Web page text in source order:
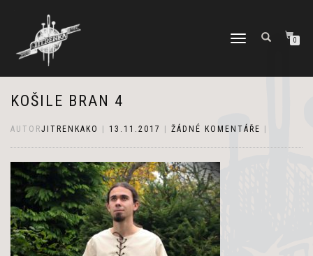
PŘEPNOUT
0
KOŠILE BRAN 4
AUTORJITRENKAKO 13.11.2017 ŽÁDNÉ KOMENTÁŘE